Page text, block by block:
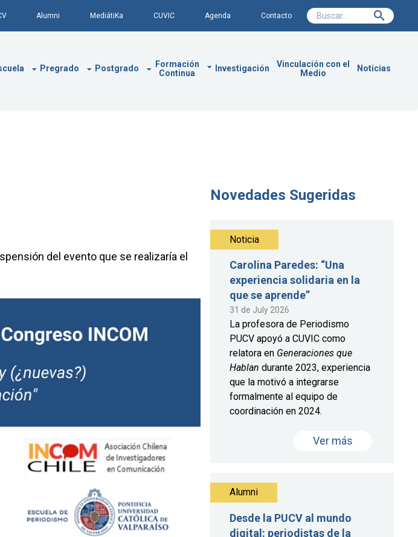
Alumni MediátiKa CUVIC Agenda Contacto
Pregrado Postgrado
Formación
Continua
Investigación
Vinculación con el
Medio
Noticias
del evento que se realizaría el
Novedades Sugeridas
Noticia
Carolina Paredes: “Una
experiencia solidaria en la
que se aprende”
31 de July 2026
La profesora de Periodismo
PUCV apoyó a CUVIC como
relatora en Generaciones que
Hablan durante 2023, experiencia
que la motivó a integrarse
formalmente al equipo de
coordinación en 2024.
Ver más
Alumni
Desde la PUCV al mundo
digital: periodistas de la